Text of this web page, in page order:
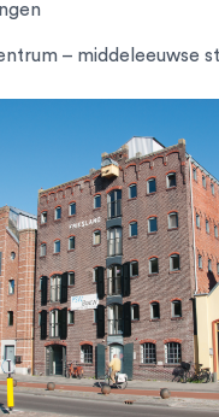
– middeleeuwse